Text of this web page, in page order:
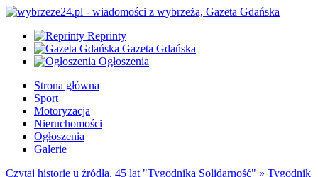
Reprinty
Gazeta Gdańska
Ogłoszenia
Strona główna
Sport
Motoryzacja
Nieruchomości
Ogłoszenia
Galerie
Czytaj historię u źródła. 45 lat "Tygodnika Solidarność" » Tygodnik